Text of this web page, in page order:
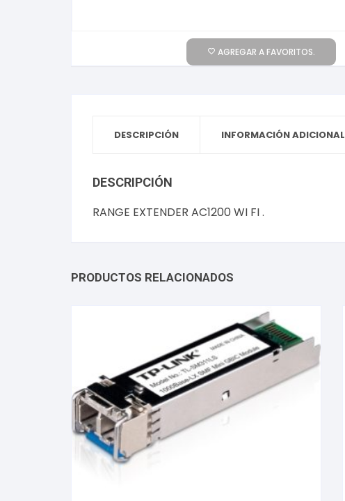
AGREGAR A FAVORITOS.
DESCRIPCIÓN INFORMACIÓN ADICIONAL
DESCRIPCIÓN
RANGE EXTENDER AC1200 WI FI .
PRODUCTOS RELACIONADOS